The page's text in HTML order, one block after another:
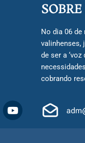
No dia 06
valinhenses,
de ser a
cobrando